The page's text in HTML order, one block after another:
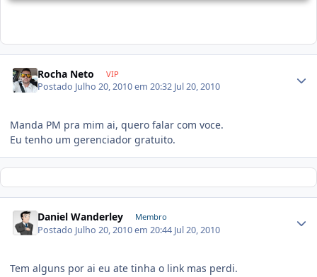
Rocha Neto VIP
Postado Julho 20, 2010 em 20:32 Jul 20, 2010
Manda PM pra mim ai, quero falar com voce.
Eu tenho um gerenciador gratuito.
Daniel Wanderley Membro
Postado Julho 20, 2010 em 20:44 Jul 20, 2010
Tem alguns por ai eu ate tinha o link mas perdi.